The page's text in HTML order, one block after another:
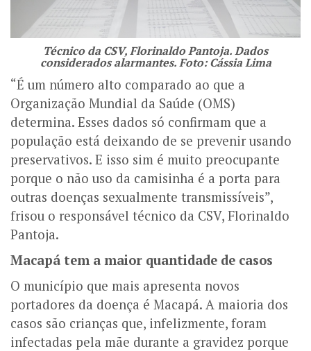
Técnico da CSV, Florinaldo Pantoja. Dados
considerados alarmantes. Foto: Cássia Lima
“É um número alto comparado ao que a
Organização Mundial da Saúde (OMS)
determina. Esses dados só confirmam que a
população está deixando de se prevenir usando
preservativos. E isso sim é muito preocupante
porque o não uso da camisinha é a porta para
outras doenças sexualmente transmissíveis”,
frisou o responsável técnico da CSV, Florinaldo
Pantoja.
Macapá tem a maior quantidade de casos
O município que mais apresenta novos
portadores da doença é Macapá. A maioria dos
casos são crianças que, infelizmente, foram
infectadas pela mãe durante a gravidez porque